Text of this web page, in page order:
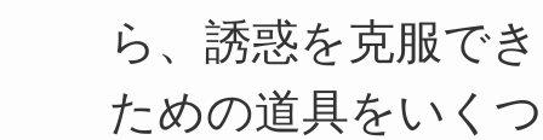
ら、誘惑を克服で
ための道具をいく